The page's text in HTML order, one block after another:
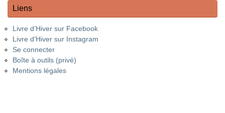
Liens
Livre d’Hiver sur Facebook
Livre d’Hiver sur Instagram
Se connecter
Boîte à outils (privé)
Mentions légales